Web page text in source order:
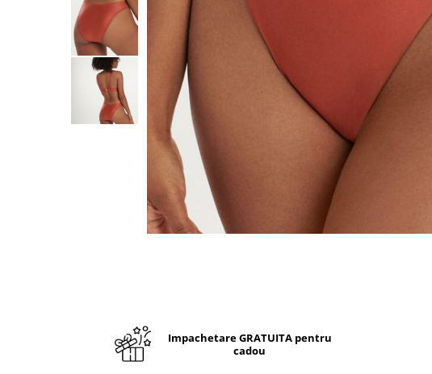
Impachetare GRATUITA pentru
cadou